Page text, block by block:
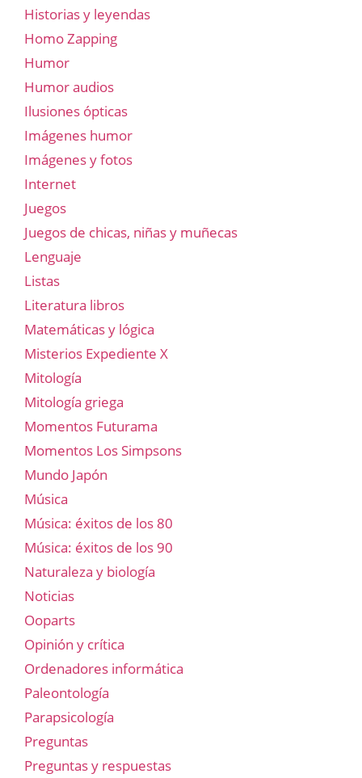
Historias y leyendas
Homo Zapping
Humor
Humor audios
Ilusiones ópticas
Imágenes humor
Imágenes y fotos
Internet
Juegos
Juegos de chicas, niñas y muñecas
Lenguaje
Listas
Literatura libros
Matemáticas y lógica
Misterios Expediente X
Mitología
Mitología griega
Momentos Futurama
Momentos Los Simpsons
Mundo Japón
Música
Música: éxitos de los 80
Música: éxitos de los 90
Naturaleza y biología
Noticias
Ooparts
Opinión y crítica
Ordenadores informática
Paleontología
Parapsicología
Preguntas
Preguntas y respuestas